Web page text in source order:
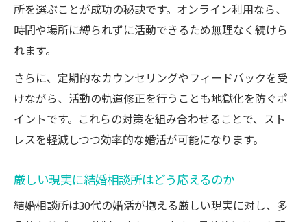
所を選ぶことが成功の秘訣です。オンライン利用なら、
時間や場所に縛られずに活動できるため無理なく続けら
れます。
さらに、定期的なカウンセリングやフィードバックを受
けながら、活動の軌道修正を行うことも地獄化を防ぐポ
イントです。これらの対策を組み合わせることで、スト
レスを軽減しつつ効率的な婚活が可能になります。
厳しい現実に結婚相談所はどう応えるのか
結婚相談所は30代の婚活が抱える厳しい現実に対し、多